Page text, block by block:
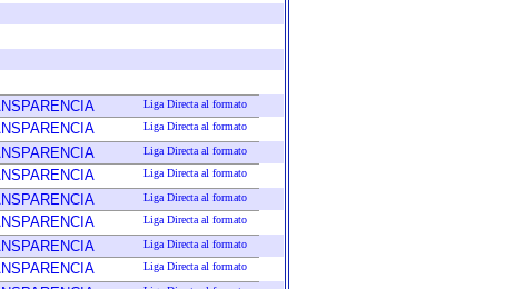
Liga Directa al formato
Liga Directa al formato
Liga Directa al formato
Liga Directa al formato
Liga Directa al formato
Liga Directa al formato
Liga Directa al formato
Liga Directa al formato